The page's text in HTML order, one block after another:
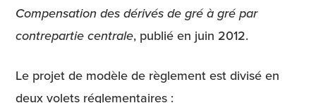
Compensation des dérivés de gré à gré par
contrepartie centrale, publié en juin 2012.
Le projet de modèle de règlement est divisé en
deux volets réglementaires :